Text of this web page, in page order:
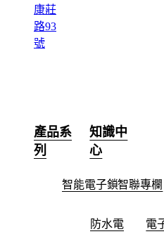
康莊
路93
號
產品系
列
智能電子鎖
防水電
知識中
心
智聯專欄
電